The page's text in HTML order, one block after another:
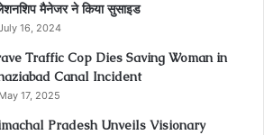
मैनेजर ने किया सुसाइड
16, 2024
Traffic Cop Dies Saving Woman in
Canal Incident
May 17, 2025
Pradesh Unveils Visionary